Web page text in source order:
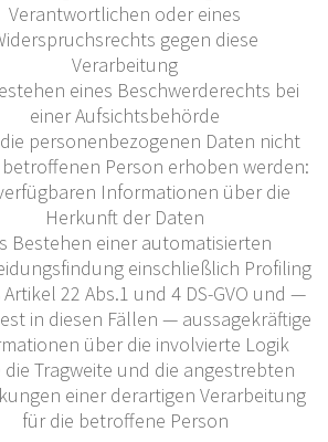
Verantwortlichen oder eines
gegen diese
Verarbeitung
eines Beschwerderechts bei
einer Aufsichtsbehörde
personenbezogenen Daten nicht
betroffenen Person erhoben werden:
Informationen über die
Herkunft der Daten
Bestehen einer automatisierten
einschließlich Profiling
22 Abs.1 und 4 DS-GVO und —
in diesen Fällen — aussagekräftige
über die involvierte Logik
die Tragweite und die angestrebten
einer derartigen Verarbeitung
für die betroffene Person